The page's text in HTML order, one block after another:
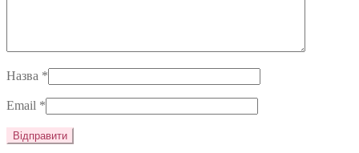
Назва *
Email *